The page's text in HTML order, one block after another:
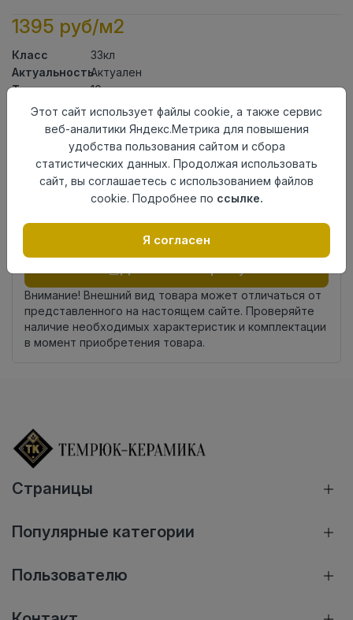
1395 руб/м2
Класс
33кл
АктуальностьАктуален
Толщина
10мм
Размер
доски
1380×193мм
Теплый пол
до +27 градусов
Фаска
4V
Замок
UniClick
Россия
1045 упак
Внимание! Внешний вид товара может отличаться от
представленного на настоящем сайте. Проверяйте
наличие необходимых характеристик и комплектации
в момент приобретения товара.
Страницы
Популярные категории
Пользователю
Этот сайт использует файлы cookie, а также сервис
веб-аналитики Яндекс.Метрика для повышения
удобства пользования сайтом и сбора
статистических данных. Продолжая использовать
сайт, вы соглашаетесь с использованием файлов
cookie. Подробнее по ссылке.
Я согласен